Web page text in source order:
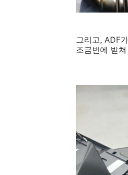
그리고, ADF
조금번에 받